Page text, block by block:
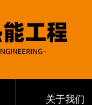
关于我们